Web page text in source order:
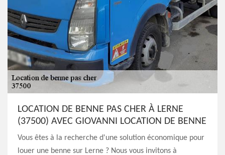
LOCATION DE BENNE PAS CHER À LERNE
(37500) AVEC GIOVANNI LOCATION DE BENNE
Vous êtes à la recherche d'une solution économique pour
louer une benne sur Lerne ? Nous vous invitons à